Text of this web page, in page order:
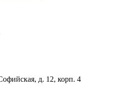
д. 12, корп. 4